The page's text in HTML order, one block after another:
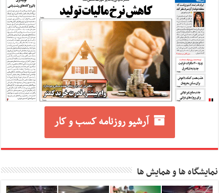
آرشیو روزنامه کسب و کار
نمایشگاه ها و همایش ها